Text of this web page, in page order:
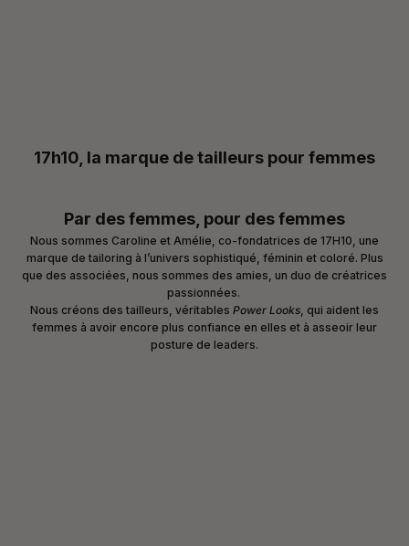
17h10, la marque de tailleurs pour femmes
Par des femmes, pour des femmes
Nous sommes Caroline et Amélie, co-fondatrices de 17H10, une
marque de tailoring à l’univers sophistiqué, féminin et coloré. Plus
que des associées, nous sommes des amies, un duo de créatrices
passionnées.
Nous créons des tailleurs, véritables Power Looks, qui aident les
femmes à avoir encore plus confiance en elles et à asseoir leur
posture de leaders.